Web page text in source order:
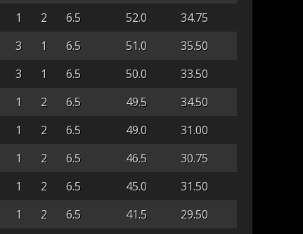
1 2 6.5 52.0
34.75
3 1 6.5 51.0
35.50
3 1 6.5 50.0
33.50
1 2 6.5 49.5
34.50
1 2 6.5 49.0
31.00
1 2 6.5 46.5
30.75
1 2 6.5 45.0
31.50
1 2 6.5 41.5
29.50